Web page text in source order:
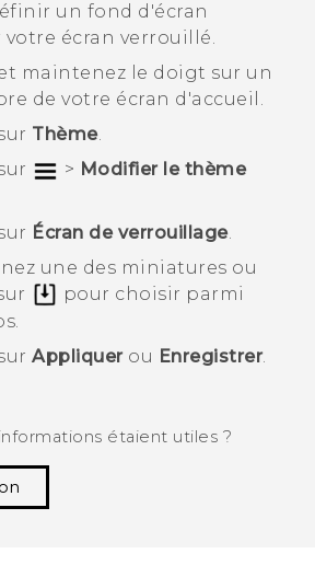
un fond d'écran
écran verrouillé.
maintenez le doigt sur un
de votre écran d'accueil .
Thème.
> Modifier le thème
Écran de verrouillage.
une des miniatures ou
pour choisir parmi
Appliquerou Enregistrer.
étaient utiles ?